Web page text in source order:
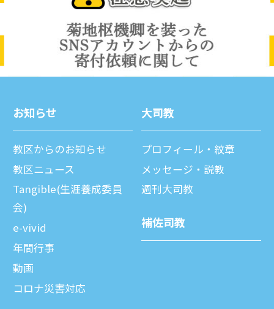
お知らせ
教区からのお知らせ
教区ニュース
Tangible(生涯養成委員
会)
e-vivid
年間⾏事
動画
コロナ災害対応
⼤司教
プロフィール・紋章
メッセージ・説教
週刊⼤司教
補佐司教